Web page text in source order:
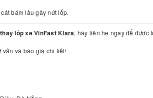
bám lâu gây nứt lốp.
thay lốp xe VinFast Klara, hãy liên hệ ngay để được
vấn và báo giá chi tiết!